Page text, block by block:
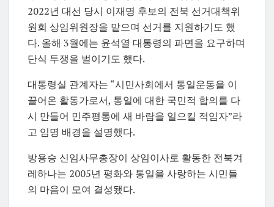
2022년 대선 당시 이재명 후보의 전북 선거대책위
원회 상임위원장을 맡으며 선거를 지원하기도 했
다. 올해 3월에는 윤석열 대통령의 파면을 요구하며
단식 투쟁을 벌이기도 했다.
대통령실 관계자는 “시민사회에서 통일운동을 이
끌어온 활동가로서, 통일에 대한 국민적 합의를 다
시 만들어 민주평통에 새 바람을 일으킬 적임자”라
고 임명 배경을 설명했다.
방용승 신임사무총장이 상임이사로 활동한 전북겨
레하나는 2005년 평화와 통일을 사랑하는 시민들
의 마음이 모여 결성됐다.